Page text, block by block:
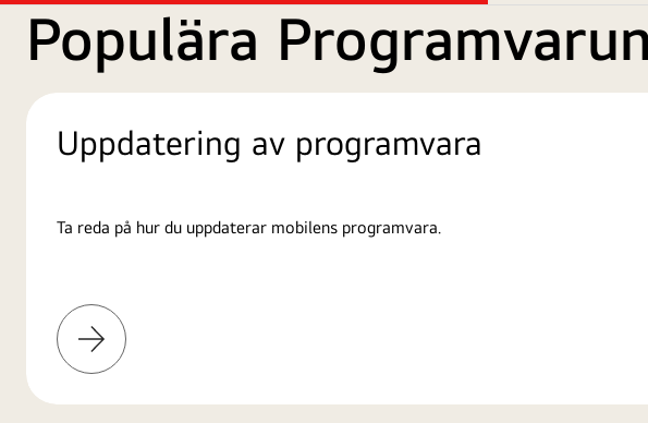
Populära
Uppdatering av programvara
Ta reda på hur du uppdaterar mobilens programvara.
Läs
mer